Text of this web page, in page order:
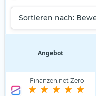
Sortieren nach:
Angebot
Finanzen.net Zero